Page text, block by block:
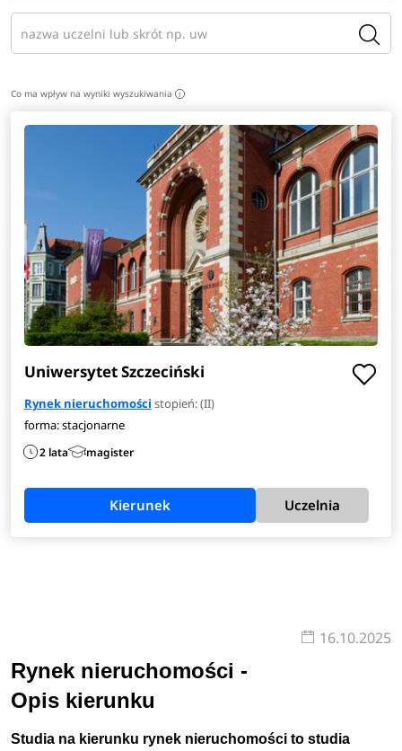
Co ma wpływ na wyniki wyszukiwania i
Uniwersytet Szczeciński
Rynek nieruchomości stopień: (II)
forma: stacjonarne
2 lata magister
Kierunek Uczelnia
16.10.2025
Rynek nieruchomości -
Opis kierunku
Studia na kierunku rynek nieruchomości to studia